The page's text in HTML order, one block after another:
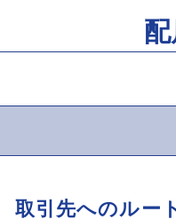
取引先へのルー